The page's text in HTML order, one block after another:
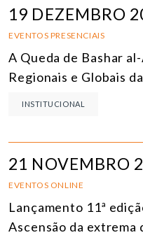
19 DEZEMBRO
EVENTOS PRESENCIAIS
A Queda de Bashar
Regionais e Globais
INSTITUCIONAL
21 NOVEMBRO
EVENTOS ONLINE
Lançamento 11ª
Ascensão da extrema